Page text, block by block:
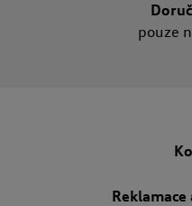
pouze